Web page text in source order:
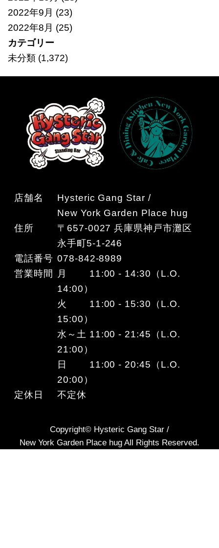
2022年9月 (23)
2022年8月 (25)
カテゴリー
未分類(1,372)
店舗名
Hysteric Gang Star /
New York Garden Place hug
住所
〒657-0027 兵庫県神戸市灘区
永手町5-1-246
電話番号 078-842-8989
営業時間
月 11:00 - 14:30（L.O.
14:00）
火 11:00 - 15:30（L.O.
15:00）
水～土 11:00 - 21:45（L.O.
21:00）
日 11:00 - 20:45（L.O.
20:00）
定休日
不定休
Copyright© Hysteric Gang Star /
New York Garden Place hug All Rights Reserved.